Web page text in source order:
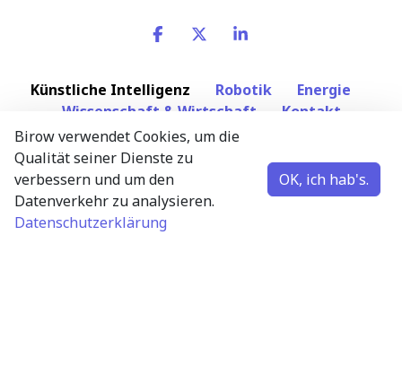
Künstliche Intelligenz Robotik
Energie
Wissenschaft & Wirtschaft
Kontakt
Newsletter abonnieren
Wissenschaftliche und wirtschaftliche Neuigkeiten
– maximal eine E-Mail pro Woche.
Birow verwendet Cookies, um die
Qualität seiner Dienste zu
verbessern und um den
Datenverkehr zu analysieren.
Datenschutzerklärung
OK, ich hab's.